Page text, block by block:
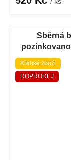
Sběrná
Křehké zboží
DOPRODEJ